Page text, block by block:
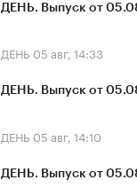
ДЕНЬ. Выпуск от
ДЕНЬ 05 авг, 14:33
ДЕНЬ. Выпуск от
ДЕНЬ 05 авг, 14:10
ДЕНЬ. Выпуск от